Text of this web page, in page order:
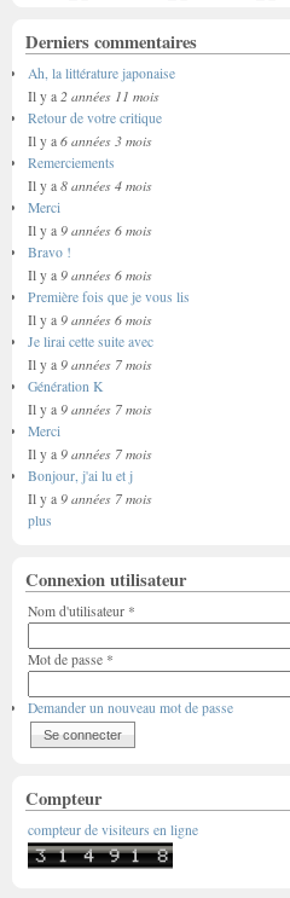
Derniers commentaires
Ah, la littérature japonaise
Il y a 2 années 11 mois
Retour de votre critique
Il y a 6 années 3 mois
Remerciements
Il y a 8 années 4 mois
Merci
Il y a 9 années 6 mois
Bravo !
Il y a 9 années 6 mois
Première fois que je vous lis
Il y a 9 années 6 mois
Je lirai cette suite avec
Il y a 9 années 7 mois
Génération K
Il y a 9 années 7 mois
Merci
Il y a 9 années 7 mois
Bonjour, j'ai lu et j
Il y a 9 années 7 mois
plus
Connexion utilisateur
Nom d'utilisateur *
Mot de passe *
Demander un nouveau mot de passe
Compteur
compteur de visiteurs en ligne